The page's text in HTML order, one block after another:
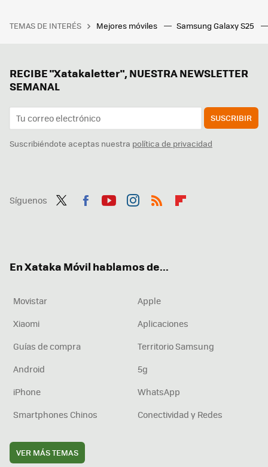
TEMAS DE INTERÉS Mejores móviles Samsung Galaxy S25
RECIBE "Xatakaletter", NUESTRA NEWSLETTER
SEMANAL
SUSCRIBIR
Suscribiéndote aceptas nuestra política de privacidad
Síguenos
En Xataka Móvil hablamos de...
Movistar
Apple
Xiaomi
Aplicaciones
Guías de compra
Territorio Samsung
Android
5g
iPhone
WhatsApp
Smartphones Chinos
Conectividad y Redes
VER MÁS TEMAS